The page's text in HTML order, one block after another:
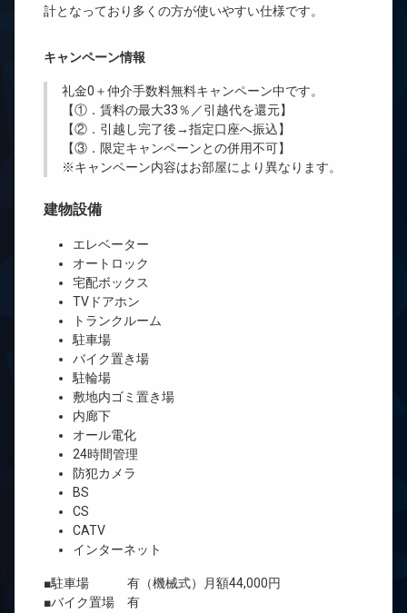
計となっており多くの方が使いやすい仕様です。
キャンペーン情報
礼金0 ＋仲介手数料無料キャンペーン中です。
【①．賃料の最大33％／引越代を還元】
【②．引越し完了後→指定口座へ振込】
【③．限定キャンペーンとの併用不可】
※キャンペーン内容はお部屋により異なります。
建物設備
エレベーター
オートロック
宅配ボックス
TVドアホン
トランクルーム
駐車場
バイク置き場
駐輪場
敷地内ゴミ置き場
内廊下
オール電化
24時間管理
防犯カメラ
BS
CS
CATV
インターネット
■駐車場 有（機械式）月額44,000円
■バイク置場 有